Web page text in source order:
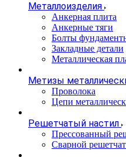
Металлоизделия
Анкерная плита
Анкерные тяги
Болты
Закладные детали
Металлическая
Метизы
Проволока
Цепи
Решетчатый настил
Прессованный
Сварной